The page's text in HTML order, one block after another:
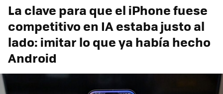
La clave para que el iPhone fuese
competitivo en IA estaba justo al
lado: imitar lo que ya había hecho
Android